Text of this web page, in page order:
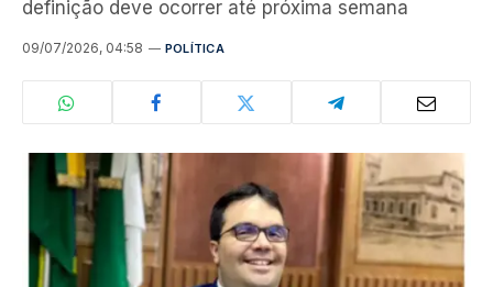
definição deve ocorrer até próxima semana
09/07/2026, 04:58 POLÍTICA